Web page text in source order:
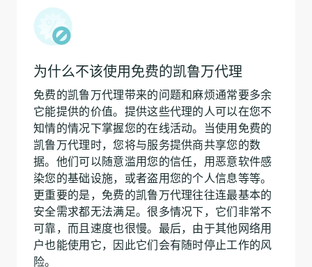
为什么不该使用免费的凯鲁万代理
免费的凯鲁万代理带来的问题和麻烦通常要多余
它能提供的价值。提供这些代理的人可以在您不
知情的情况下掌握您的在线活动。当使用免费的
凯鲁万代理时，您将与服务提供商共享您的数
据。他们可以随意滥用您的信任，用恶意软件感
染您的基础设施，或者盗用您的个人信息等等。
更重要的是，免费的凯鲁万代理往往连最基本的
安全需求都无法满足。很多情况下，它们非常不
可靠，而且速度也很慢。最后，由于其他网络用
户也能使用它，因此它们会有随时停止工作的风
险。